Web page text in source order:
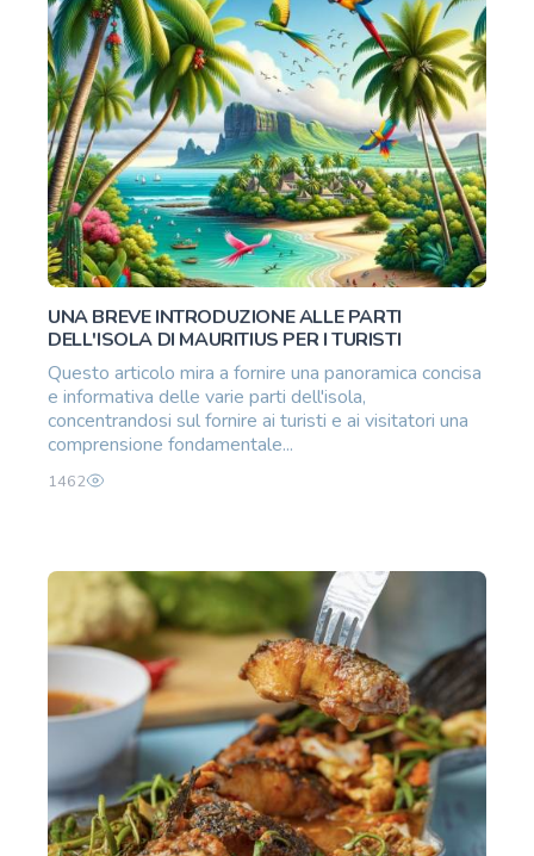
UNA BREVE INTRODUZIONE ALLE PARTI
DELL'ISOLA DI MAURITIUS PER I TURISTI
Questo articolo mira a fornire una panoramica concisa
e informativa delle varie parti dell'isola,
concentrandosi sul fornire ai turisti e ai visitatori una
comprensione fondamentale...
1462